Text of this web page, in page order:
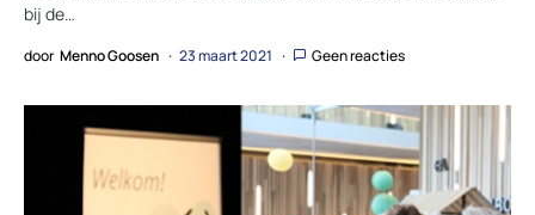
bij de…
door Menno Goosen 23 maart 2021 Geen reacties